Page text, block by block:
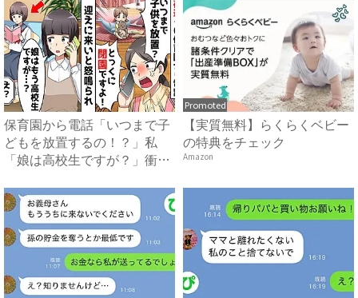
保育園から電話「いつまで子
どもを放置するの！？」私
「娘は高校生ですが？」衝撃
Promoted
【実質無料】らくらくベビー
の特典をチェック
Amazon